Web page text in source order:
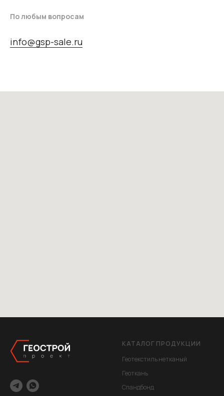
По любым вопросам
info@gsp-sale.ru
КАТАЛОГ ПРОДУКЦИИ
Геотекстиль нетканый
Геоткань
Спандбонд